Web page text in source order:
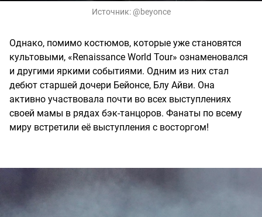
Источник: @beyonce
Однако, помимо костюмов, которые уже становятся
культовыми, «Renaissance World Tour» ознаменовался
и другими яркими событиями. Одним из них стал
дебют старшей дочери Бейонсе, Блу Айви. Она
активно участвовала почти во всех выступлениях
своей мамы в рядах бэк-танцоров. Фанаты по всему
миру встретили её выступления с восторгом!